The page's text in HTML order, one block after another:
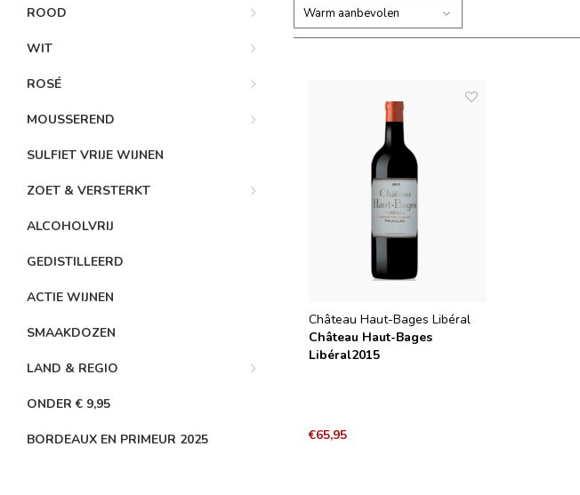
ROOD
WIT
ROSÉ
MOUSSEREND
SULFIET VRIJE WIJNEN
ZOET & VERSTERKT
ALCOHOLVRIJ
GEDISTILLEERD
ACTIE WIJNEN
SMAAKDOZEN
LAND & REGIO
ONDER € 9,95
BORDEAUX EN PRIMEUR 2025
Warm aanbevolen
Château Haut-Bages Libéral
Château Haut-Bages
Libéral2015
€65,95